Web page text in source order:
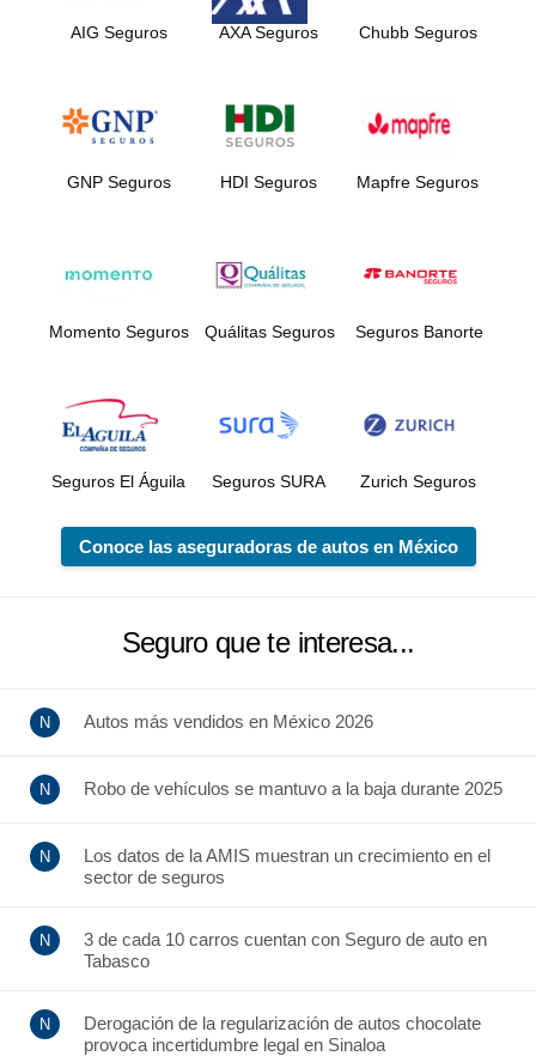
AIG Seguros AXA Seguros Chubb Seguros
GNP Seguros HDI Seguros Mapfre Seguros
Momento Seguros Quálitas Seguros Seguros Banorte
Seguros El Águila Seguros SURA Zurich Seguros
Conoce las aseguradoras de autos en México
Seguro que te interesa...
Autos más vendidos en México 2026
Robo de vehículos se mantuvo a la baja durante 2025
Los datos de la AMIS muestran un crecimiento en el
sector de seguros
3 de cada 10 carros cuentan con Seguro de auto en
Tabasco
Derogación de la regularización de autos chocolate
provoca incertidumbre legal en Sinaloa